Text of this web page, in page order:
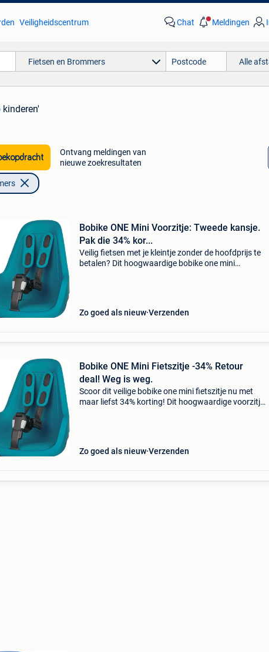
Veiligheidscentrum Chat Meldingen
Fietsen en Brommers Alle
Ontvang meldingen van
nieuwe zoekresultaten
Bobike ONE Mini Voorzitje: Tweede kansje.
Pak die 34% kor...
Veilig fietsen met je kleintje zonder de hoofdprijs te
betalen? Dit hoogwaardige bobike one mini
Zo goed als nieuw Verzenden
Bobike ONE Mini Fietszitje -34% Retour
deal! Weg is weg.
Scoor dit veilige bobike one mini fietszitje nu met
maar liefst 34% korting! Dit hoogwaardige voorzitje
Zo goed als nieuw Verzenden